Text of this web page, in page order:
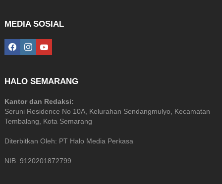
MEDIA SOSIAL
facebookinstagramyoutube
HALO SEMARANG
Kantor dan Redaksi:
Seruni Residence No 10A, Kelurahan Sendangmulyo, Kecamatan
Tembalang, Kota Semarang
Diterbitkan Oleh: PT Halo Media Perkasa
NIB: 9120201872799